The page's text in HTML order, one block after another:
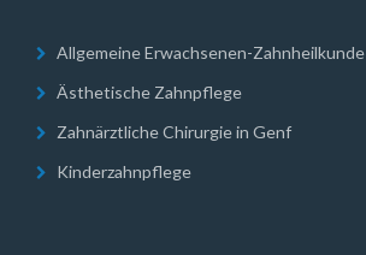
Allgemeine Erwachsenen-Zahnheilkunde
Ästhetische Zahnpflege
Zahnärztliche Chirurgie in Genf
Kinderzahnpflege